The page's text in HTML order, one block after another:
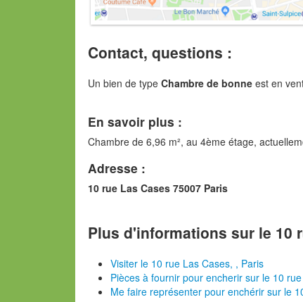
Contact, questions :
Un bien de type Chambre de bonne est en
En savoir plus :
Chambre de 6,96 m², au 4ème étage,
Adresse :
10 rue Las Cases 75007 Paris
Plus d'informations sur le 10
Visiter le 10 rue Las Cases, , Paris
Pièces à fournir pour encherir sur le 10
Me faire représenter pour enchérir sur le